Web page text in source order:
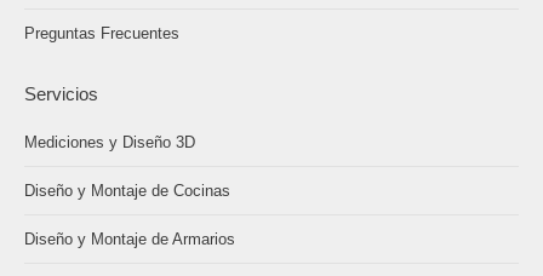
Preguntas Frecuentes
Servicios
Mediciones y Diseño 3D
Diseño y Montaje de Cocinas
Diseño y Montaje de Armarios